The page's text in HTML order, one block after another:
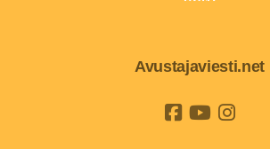
Avustajaviesti.net